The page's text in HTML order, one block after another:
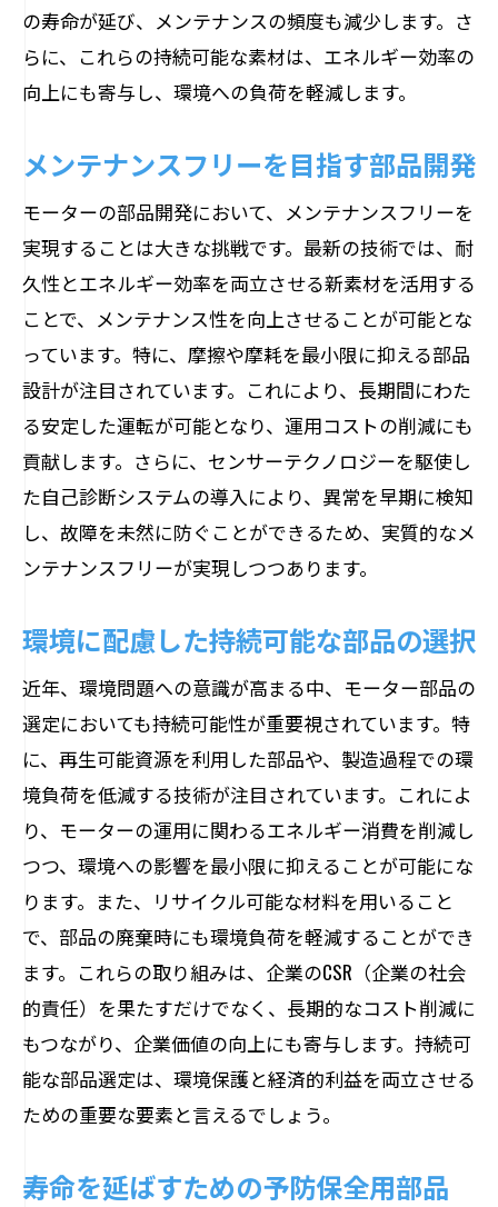
の寿命が延び、メンテナンスの頻度も減少します。さ
らに、これらの持続可能な素材は、エネルギー効率の
向上にも寄与し、環境への負荷を軽減します。
メンテナンスフリーを目指す部品開発
モーターの部品開発において、メンテナンスフリーを
実現することは大きな挑戦です。最新の技術では、耐
久性とエネルギー効率を両立させる新素材を活用する
ことで、メンテナンス性を向上させることが可能とな
っています。特に、摩擦や摩耗を最小限に抑える部品
設計が注目されています。これにより、長期間にわた
る安定した運転が可能となり、運用コストの削減にも
貢献します。さらに、センサーテクノロジーを駆使し
た自己診断システムの導入により、異常を早期に検知
し、故障を未然に防ぐことができるため、実質的なメ
ンテナンスフリーが実現しつつあります。
環境に配慮した持続可能な部品の選択
近年、環境問題への意識が高まる中、モーター部品の
選定においても持続可能性が重要視されています。特
に、再生可能資源を利用した部品や、製造過程での環
境負荷を低減する技術が注目されています。これによ
り、モーターの運用に関わるエネルギー消費を削減し
つつ、環境への影響を最小限に抑えることが可能にな
ります。また、リサイクル可能な材料を用いること
で、部品の廃棄時にも環境負荷を軽減することができ
ます。これらの取り組みは、企業のCSR（企業の社会
的責任）を果たすだけでなく、長期的なコスト削減に
もつながり、企業価値の向上にも寄与します。持続可
能な部品選定は、環境保護と経済的利益を両立させる
ための重要な要素と言えるでしょう。
寿命を延ばすための予防保全用部品